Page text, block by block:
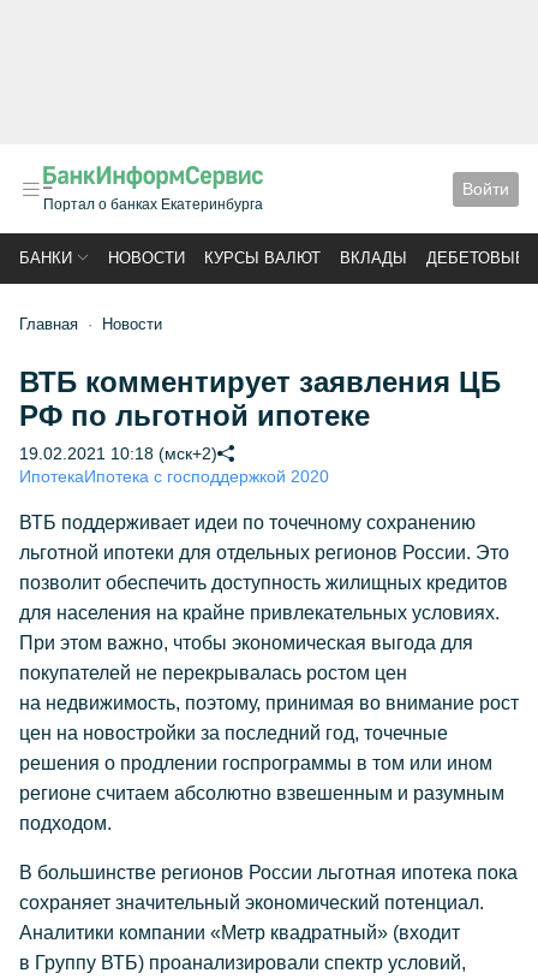
Портал о банках Екатеринбурга
Войти
БАНКИ НОВОСТИ КУРСЫ ВАЛЮТ ВКЛАДЫ ДЕБЕТОВЫЕ
Главная Новости
ВТБ комментирует заявления ЦБ
РФ по льготной ипотеке
19.02.2021 10:18 (мск+2)
ИпотекаИпотека с господдержкой 2020
ВТБ поддерживает идеи по точечному сохранению
льготной ипотеки для отдельных регионов России. Это
позволит обеспечить доступность жилищных кредитов
для населения на крайне привлекательных условиях.
При этом важно, чтобы экономическая выгода для
покупателей не перекрывалась ростом цен
на недвижимость, поэтому, принимая во внимание рост
цен на новостройки за последний год, точечные
решения о продлении госпрограммы в том или ином
регионе считаем абсолютно взвешенным и разумным
подходом.
В большинстве регионов России льготная ипотека пока
сохраняет значительный экономический потенциал.
Аналитики компании «Метр квадратный» (входит
в Группу ВТБ) проанализировали спектр условий,